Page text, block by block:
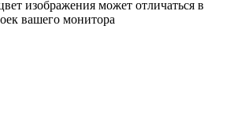
изображения может отличаться в
вашего монитора